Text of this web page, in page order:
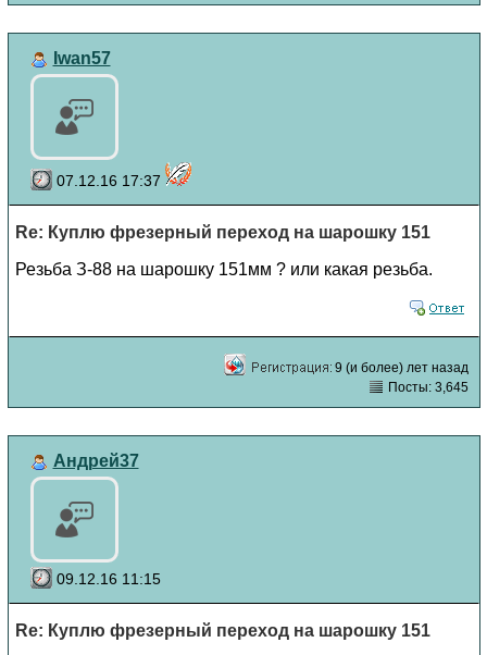
Iwan57
07.12.16 17:37
Re: Куплю фрезерный переход на шарошку 151
Резьба З-88 на шарошку 151мм ? или какая резьба.
9 (и более) лет назад
Посты: 3,645
Андрей37
09.12.16 11:15
Re: Куплю фрезерный переход на шарошку 151